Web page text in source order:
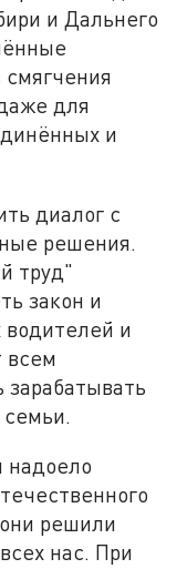
и Дальнего
смягчения
для
и
диалог с
решения.
труд"
закон и
водителей и
всем
надоело
решили
нас. При